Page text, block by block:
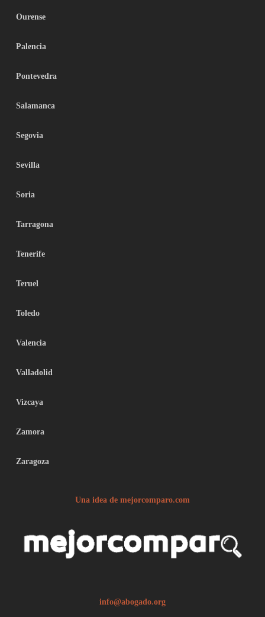
Ourense
Palencia
Pontevedra
Salamanca
Segovia
Sevilla
Soria
Tarragona
Tenerife
Teruel
Toledo
Valencia
Valladolid
Vizcaya
Zamora
Zaragoza
Una idea de mejorcomparo.com
info@abogado.org